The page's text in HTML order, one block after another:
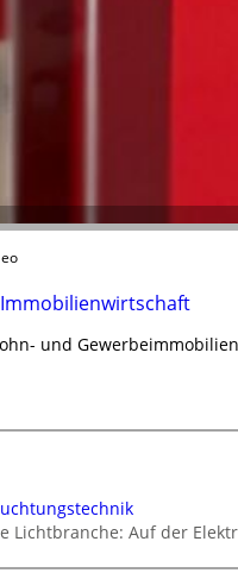
und
Lichtbranche: Auf der